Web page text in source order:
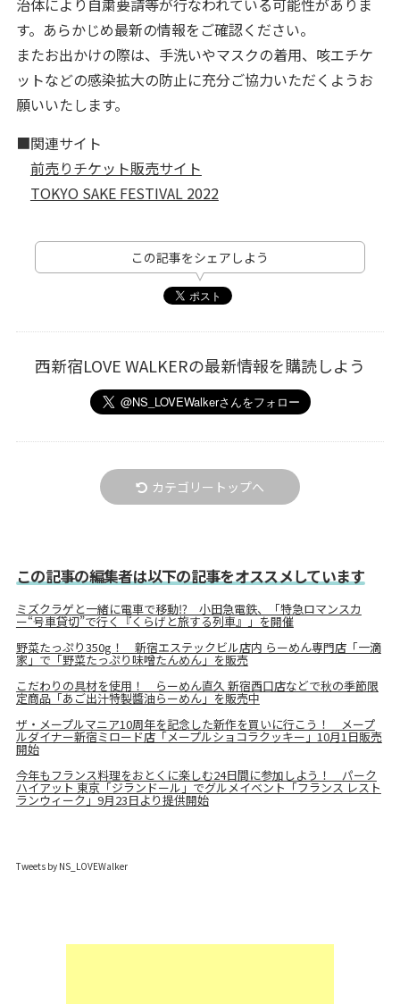
治体により自粛要請等が行なわれている可能性がありま
す。あらかじめ最新の情報をご確認ください。
またお出かけの際は、手洗いやマスクの着用、咳エチケ
ットなどの感染拡大の防止に充分ご協力いただくようお
願いいたします。
■関連サイト
前売りチケット販売サイト
TOKYO SAKE FESTIVAL 2022
この記事をシェアしよう
西新宿LOVE WALKERの最新情報を購読しよう
カテゴリートップへ
この記事の編集者は以下の記事をオススメしています
ミズクラゲと一緒に電車で移動⁉ 小田急電鉄、「特急ロマンスカ
ー“号車貸切”で行く『くらげと旅する列車』」を開催
野菜たっぷり350g！ 新宿エステックビル店内 らーめん専門店「一滴
家」で「野菜たっぷり味噌たんめん」を販売
こだわりの具材を使用！ らーめん直久 新宿西口店などで秋の季節限
定商品「あご出汁特製醬油らーめん」を販売中
ザ・メープルマニア10周年を記念した新作を買いに行こう！ メープ
ルダイナー新宿ミロード店「メープルショコラクッキー」10月1日販売
開始
今年もフランス料理をおとくに楽しむ24日間に参加しよう！ パーク
ハイアット 東京「ジランドール」でグルメイベント「フランス レスト
ランウィーク」9月23日より提供開始
Tweets by NS_LOVEWalker